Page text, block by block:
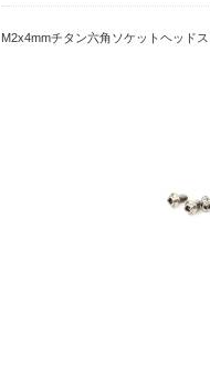
M2x4mmチタン六角ソケットヘッドス